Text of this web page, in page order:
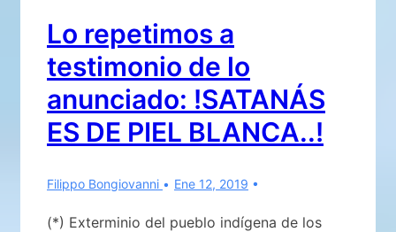
SIRAGUSA?
Lo repetimos a
testimonio de lo
anunciado: !SATANÁS
ES DE PIEL BLANCA..!
Filippo Bongiovanni Ene 12, 2019
(*) Exterminio del pueblo indígena de los